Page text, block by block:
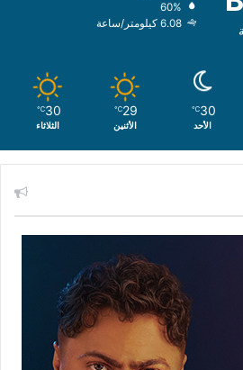
60%
6.08 كيلومتر/ساعة
30
℃
الأحد
29
℃
الأثنين
30
℃
الثلاثاء